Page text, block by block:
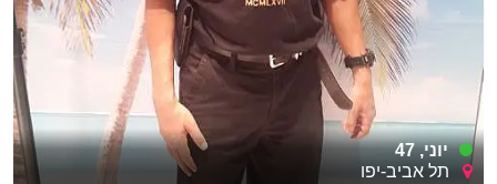
יוני, 47
תל אביב-יפו